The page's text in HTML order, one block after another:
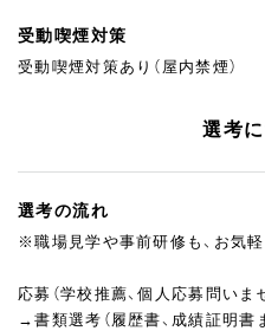
受動喫煙対策
受動喫煙対策あり（屋内禁煙）
選考
選考の流れ
※職場見学や事前研修も、お気
応募（学校推薦、個人応募問いま
→書類選考（履歴書、成績証明書